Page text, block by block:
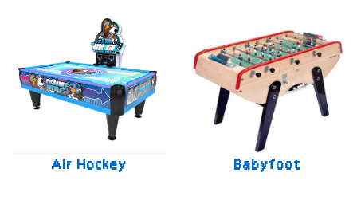
Air Hockey Babyfoot